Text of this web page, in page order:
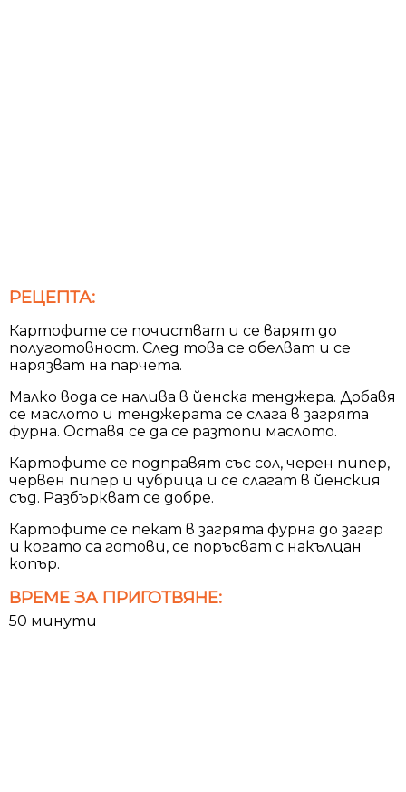
РЕЦЕПТА:
Картофите се почистват и се варят до
полуготовност. След това се обелват и се
нарязват на парчета.
Малко вода се налива в йенска тенджера. Добавя
се маслото и тенджерата се слага в загрята
фурна. Оставя се да се разтопи маслото.
Картофите се подправят със сол, черен пипер,
червен пипер и чубрица и се слагат в йенския
съд. Разбъркват се добре.
Картофите се пекат в загрята фурна до загар
и когато са готови, се поръсват с накълцан
копър.
ВРЕМЕ ЗА ПРИГОТВЯНЕ:
50 минути